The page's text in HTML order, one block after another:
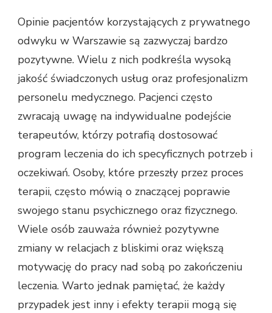
Opinie pacjentów korzystających z prywatnego
odwyku w Warszawie są zazwyczaj bardzo
pozytywne. Wielu z nich podkreśla wysoką
jakość świadczonych usług oraz profesjonalizm
personelu medycznego. Pacjenci często
zwracają uwagę na indywidualne podejście
terapeutów, którzy potrafią dostosować
program leczenia do ich specyficznych potrzeb i
oczekiwań. Osoby, które przeszły przez proces
terapii, często mówią o znaczącej poprawie
swojego stanu psychicznego oraz fizycznego.
Wiele osób zauważa również pozytywne
zmiany w relacjach z bliskimi oraz większą
motywację do pracy nad sobą po zakończeniu
leczenia. Warto jednak pamiętać, że każdy
przypadek jest inny i efekty terapii mogą się